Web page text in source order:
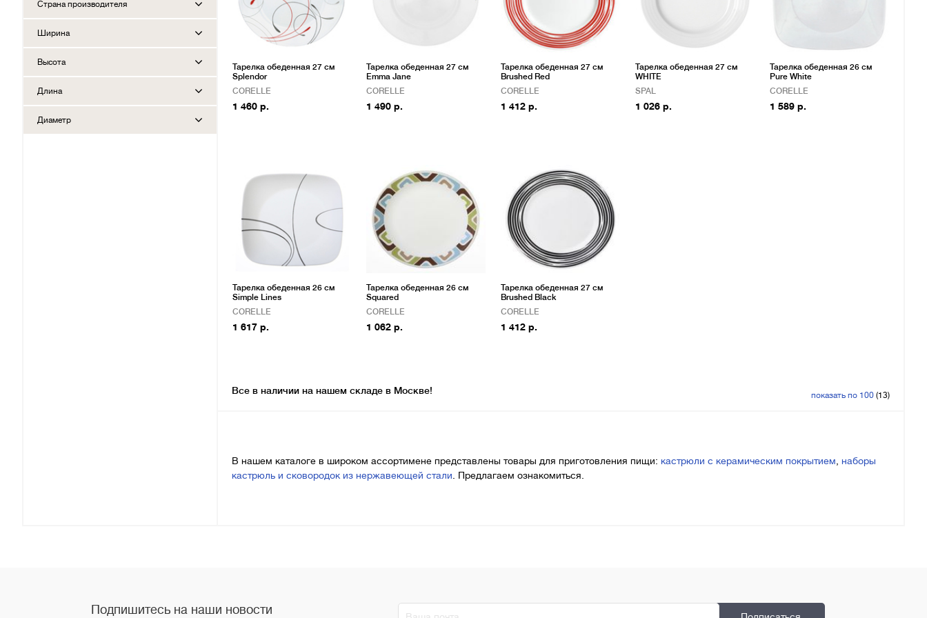
Страна производителя
Ширина
Высота
Длина
Диаметр
Тарелка обеденная 27 см
Splendor
CORELLE
1 460 р.
Тарелка обеденная 27 см
Emma Jane
CORELLE
1 490 р.
Тарелка обеденная 27 см
Brushed Red
CORELLE
1 412 р.
Тарелка обеденная 27 см
WHITE
SPAL
1 026 р.
Тарелка обеденная 26 см
Pure White
CORELLE
1 589 р.
Тарелка обеденная 26 см
Simple Lines
CORELLE
1 617 р.
Тарелка обеденная 26 см
Squared
CORELLE
1 062 р.
Тарелка обеденная 27 см
Brushed Black
CORELLE
1 412 р.
Все в наличии на нашем складе в Москве! показать по 100(13)
В нашем каталоге в широком ассортимене представлены товары для приготовления пищи: кастрюли с керамическим покрытием наборы
кастрюль и сковородок из нержавеющей стали . Предлагаем ознакомиться.
Подпишитесь на наши новости